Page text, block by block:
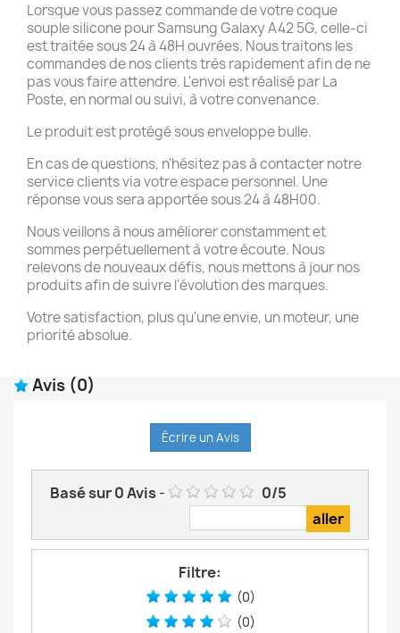
Lorsque vous passez commande de votre coque
souple silicone pour Samsung Galaxy A42 5G, celle-ci
est traitée sous 24 à 48H ouvrées. Nous traitons les
commandes de nos clients très rapidement afin de ne
pas vous faire attendre. L'envoi est réalisé par La
Poste, en normal ou suivi, à votre convenance.
Le produit est protégé sous enveloppe bulle.
En cas de questions, n'hésitez pas à contacter notre
service clients via votre espace personnel. Une
réponse vous sera apportée sous 24 à 48H00.
Nous veillons à nous améliorer constamment et
sommes perpétuellement à votre écoute. Nous
relevons de nouveaux défis, nous mettons à jour nos
produits afin de suivre l'évolution des marques.
Votre satisfaction, plus qu'une envie, un moteur, une
priorité absolue.
Avis (0)
Écrire un Avis
Basé sur0Avis- 0/5
Filtre:
(0)
(0)